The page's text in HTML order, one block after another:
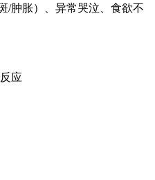
/肿胀）、异常哭泣、食欲不
应